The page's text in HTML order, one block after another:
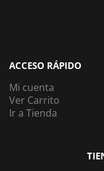
ACCESO RÁPIDO
Mi cuenta
Ver Carrito
Ir a Tienda